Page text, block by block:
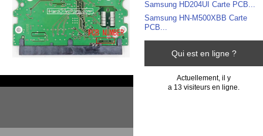
Samsung HD204UI Carte PCB...
Samsung HN-M500XBB Carte
PCB...
Qui est en ligne ?
Actuellement, il y
a 13 visiteurs en ligne.